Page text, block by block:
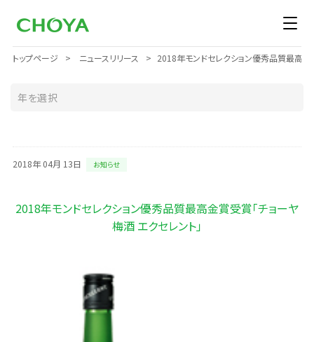
トップページ ニュースリリース 2018年モンドセレクション優秀品質最高金
2018年 04月 13日 お知らせ
2018年モンドセレクション優秀品質最高金賞受賞「チョーヤ
梅酒 エクセレント」